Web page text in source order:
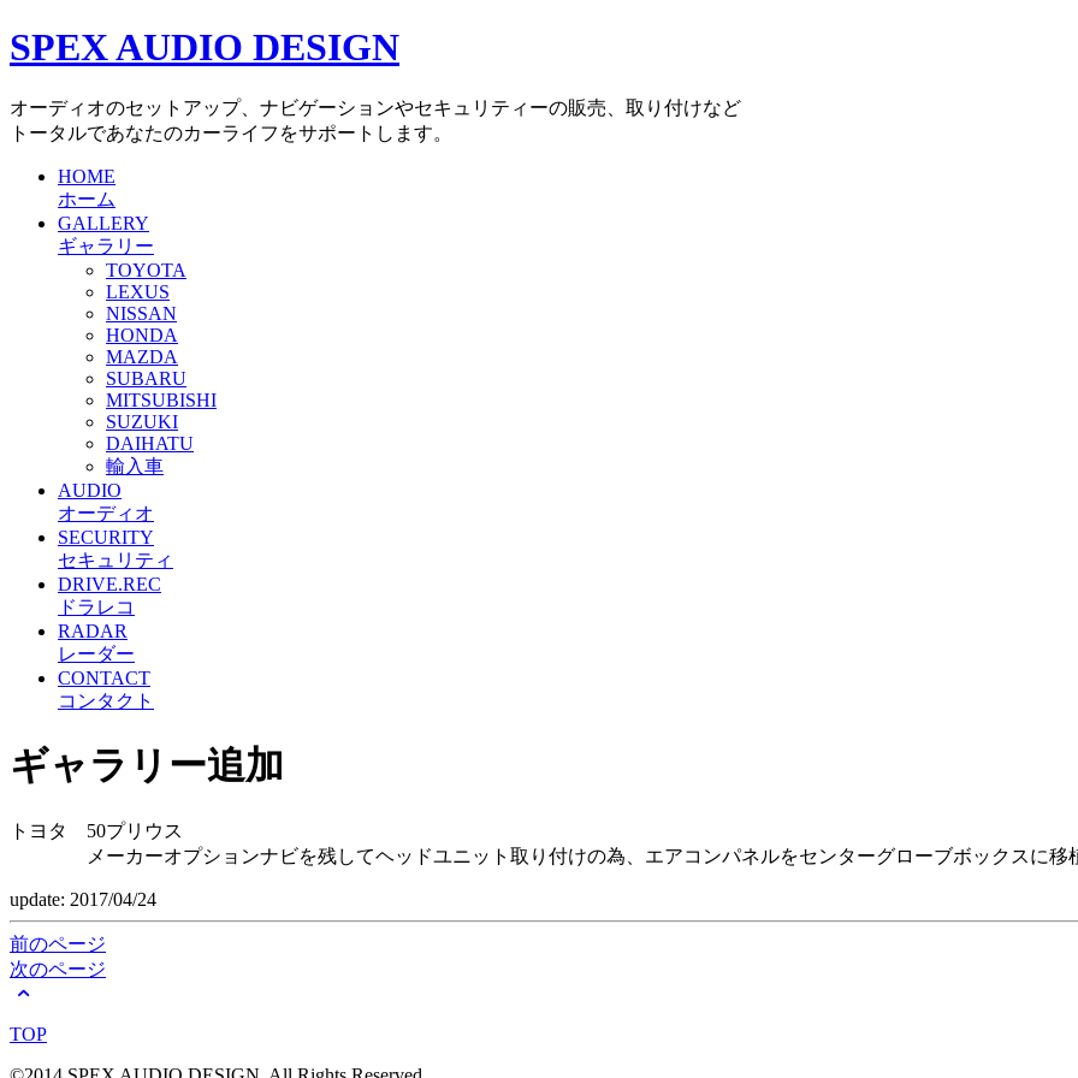
SPEX AUDIO DESIGN
オーディオのセットアップ、ナビゲーションやセキュリティーの販売、取り付けなど
トータルであなたのカーライフをサポートします。
HOME
ホーム
GALLERY
ギャラリー
TOYOTA
LEXUS
NISSAN
HONDA
MAZDA
SUBARU
MITSUBISHI
SUZUKI
DAIHATU
輸入車
AUDIO
オーディオ
SECURITY
セキュリティ
DRIVE.REC
ドラレコ
RADAR
レーダー
CONTACT
コンタクト
ギャラリー追加
トヨタ 50プリウス
メーカーオプションナビを残してヘッドユニット取り付けの為、エアコンパネルをセンターグローブボックスに移植
update: 2017/04/24
前のページ
次のページ
TOP